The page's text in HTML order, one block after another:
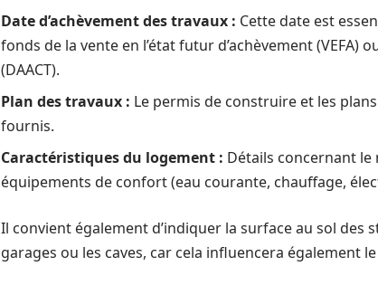
Date d’achèvement des travaux : Cette date est
fonds de la vente en l’état futur d’achèvement (VEFA)
(DAACT).
Plan des travaux : Le permis de construire et les
fournis.
Caractéristiques du logement : Détails concernant le
équipements de confort (eau courante, chauffage,
Il convient également d’indiquer la surface au sol des
garages ou les caves, car cela influencera également